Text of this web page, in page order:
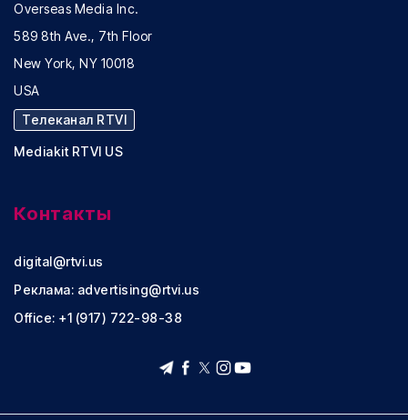
Overseas Media Inc.
589 8th Ave., 7th Floor
New York, NY 10018
USA
Телеканал RTVI
Mediakit RTVI US
Контакты
digital@rtvi.us
Реклама: advertising@rtvi.us
Office: +1 (917) 722-98-38